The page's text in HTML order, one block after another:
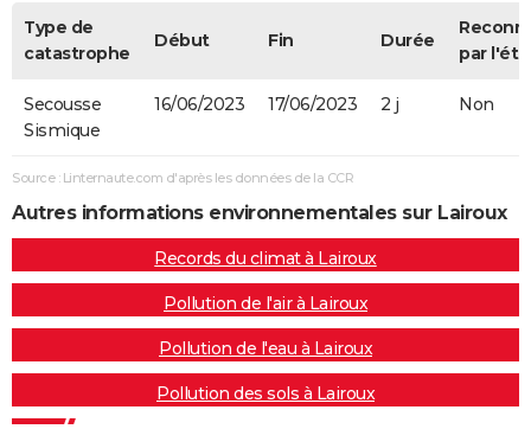
Type de
catastrophe
Début Fin Durée
par
Secousse
Sismique
16/06/2023 17/06/2023 2 j Non
Source : Linternaute.com d'après les données de la CCR
Autres informations environnementales sur Lairoux
Records du climat à Lairoux
Pollution de l'air à Lairoux
Pollution de l'eau à Lairoux
Pollution des sols à Lairoux